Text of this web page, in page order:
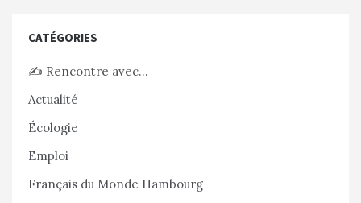
CATÉGORIES
✍️ Rencontre avec…
Actualité
Écologie
Emploi
Français du Monde Hambourg